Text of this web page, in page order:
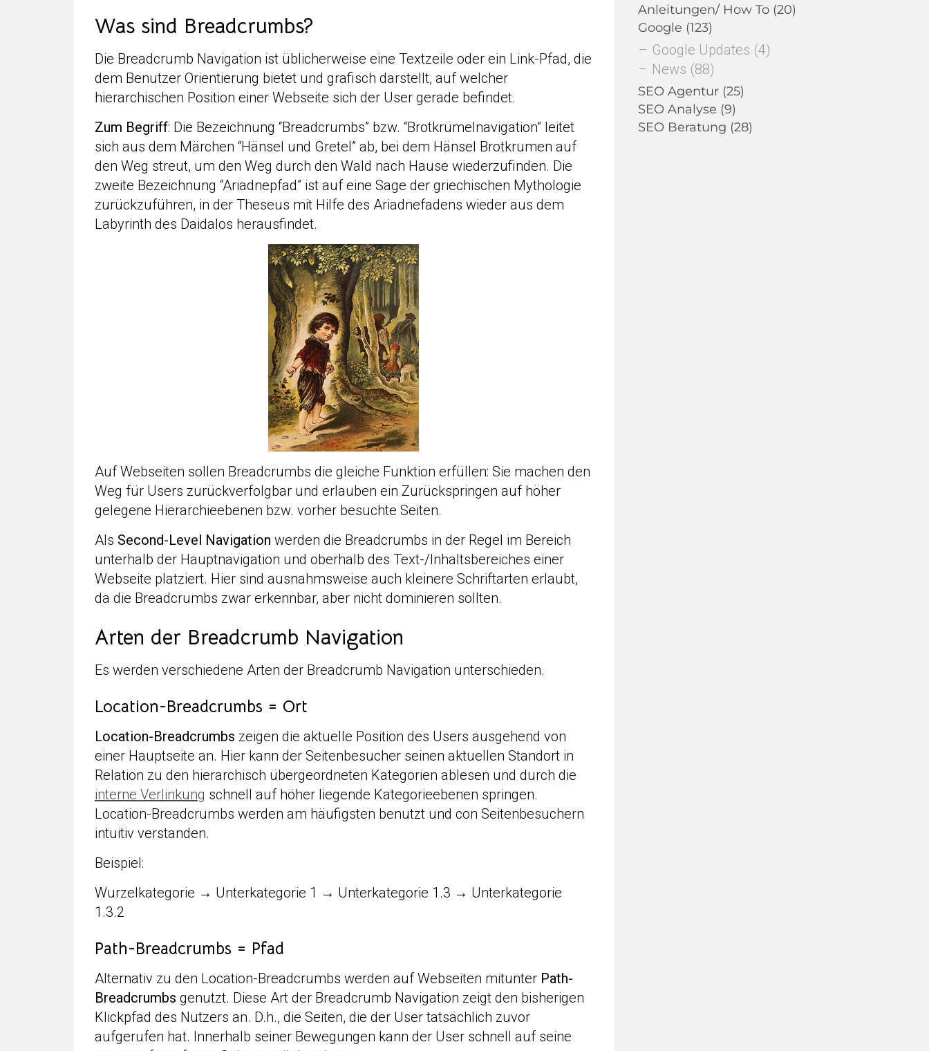
Was sind Breadcrumbs?
Die Breadcrumb Navigation ist üblicherweise eine Textzeile oder ein Link-Pfad, die
dem Benutzer Orientierung bietet und grafisch darstellt, auf welcher
hierarchischen Position einer Webseite sich der User gerade befindet.
Zum Begriff: Die Bezeichnung “Breadcrumbs” bzw. “Brotkrümelnavigation” leitet
sich aus dem Märchen “Hänsel und Gretel” ab, bei dem Hänsel Brotkrumen auf
den Weg streut, um den Weg durch den Wald nach Hause wiederzufinden. Die
zweite Bezeichnung “Ariadnepfad” ist auf eine Sage der griechischen Mythologie
zurückzuführen, in der Theseus mit Hilfe des Ariadnefadens wieder aus dem
Labyrinth des Daidalos herausfindet.
Auf Webseiten sollen Breadcrumbs die gleiche Funktion erfüllen: Sie machen den
Weg für Users zurückverfolgbar und erlauben ein Zurückspringen auf höher
gelegene Hierarchieebenen bzw. vorher besuchte Seiten.
Als Second-Level Navigation werden die Breadcrumbs in der Regel im Bereich
unterhalb der Hauptnavigation und oberhalb des Text-/Inhaltsbereiches einer
Webseite platziert. Hier sind ausnahmsweise auch kleinere Schriftarten erlaubt,
da die Breadcrumbs zwar erkennbar, aber nicht dominieren sollten.
Arten der Breadcrumb Navigation
Es werden verschiedene Arten der Breadcrumb Navigation unterschieden.
Location-Breadcrumbs = Ort
Location-Breadcrumbs zeigen die aktuelle Position des Users ausgehend von
einer Hauptseite an. Hier kann der Seitenbesucher seinen aktuellen Standort in
Relation zu den hierarchisch übergeordneten Kategorien ablesen und durch die
interne Verlinkung schnell auf höher liegende Kategorieebenen springen.
Location-Breadcrumbs werden am häufigsten benutzt und con Seitenbesuchern
intuitiv verstanden.
Beispiel:
Wurzelkategorie → Unterkategorie 1 → Unterkategorie 1.3 → Unterkategorie
1.3.2
Path-Breadcrumbs = Pfad
Alternativ zu den Location-Breadcrumbs werden auf Webseiten mitunter Path-
Breadcrumbs genutzt. Diese Art der Breadcrumb Navigation zeigt den bisherigen
Klickpfad des Nutzers an. D.h., die Seiten, die der User tatsächlich zuvor
aufgerufen hat. Innerhalb seiner Bewegungen kann der User schnell auf seine
Anleitungen/ How To(20)
Google (123)
Google Updates (4)
News (88)
SEO Agentur(25)
SEO Analyse (9)
SEO Beratung (28)